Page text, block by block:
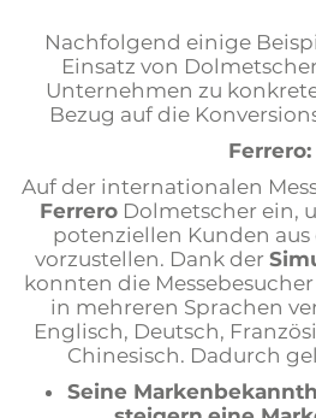
Nachfolgend einige
Einsatz von
Unternehmen zu
Bezug auf die
Ferrero:
Auf der internationalen
Ferrero Dolmetscher ein,
potenziellen Kunden
vorzustellen. Dank der
konnten die
in mehreren Sprachen
Englisch, Deutsch,
Chinesisch. Dadurch
Seine